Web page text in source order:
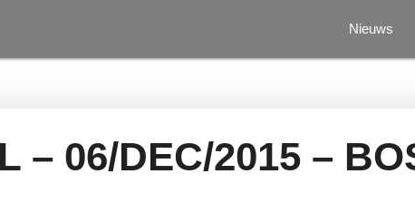
Nieuws
– 06/DEC/2015 –